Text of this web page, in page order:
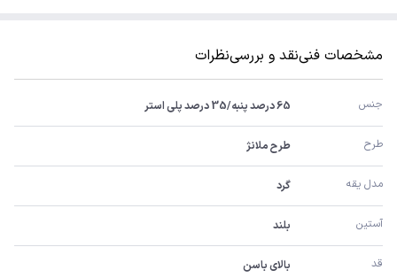
مشخصات فنینقد و بررسینظرات
جنس 65 درصد پنبه/35 درصد پلی استر
طرح طرح ملانژ
مدل یقه گرد
آستین بلند
قد بالای باسن